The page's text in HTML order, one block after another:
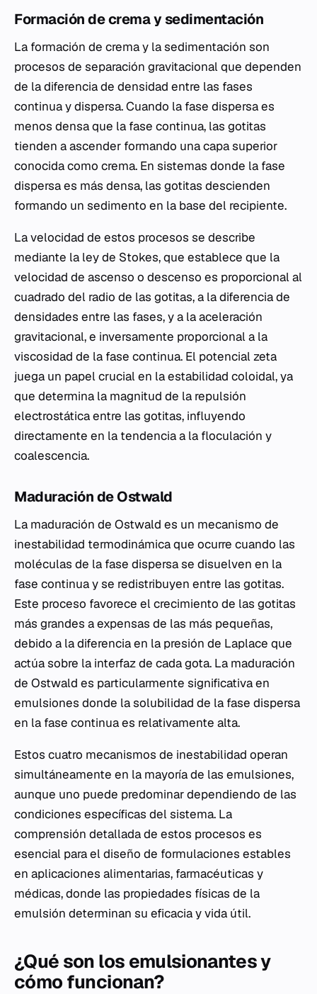
Formación de crema y sedimentación
La formación de crema y la sedimentación son
procesos de separación gravitacional que dependen
de la diferencia de densidad entre las fases
continua y dispersa. Cuando la fase dispersa es
menos densa que la fase continua, las gotitas
tienden a ascender formando una capa superior
conocida como crema. En sistemas donde la fase
dispersa es más densa, las gotitas descienden
formando un sedimento en la base del recipiente.
La velocidad de estos procesos se describe
mediante la ley de Stokes, que establece que la
velocidad de ascenso o descenso es proporcional al
cuadrado del radio de las gotitas, a la diferencia de
densidades entre las fases, y a la aceleración
gravitacional, e inversamente proporcional a la
viscosidad de la fase continua. El potencial zeta
juega un papel crucial en la estabilidad coloidal, ya
que determina la magnitud de la repulsión
electrostática entre las gotitas, influyendo
directamente en la tendencia a la floculación y
coalescencia.
Maduración de Ostwald
La maduración de Ostwald es un mecanismo de
inestabilidad termodinámica que ocurre cuando las
moléculas de la fase dispersa se disuelven en la
fase continua y se redistribuyen entre las gotitas.
Este proceso favorece el crecimiento de las gotitas
más grandes a expensas de las más pequeñas,
debido a la diferencia en la presión de Laplace que
actúa sobre la interfaz de cada gota. La maduración
de Ostwald es particularmente significativa en
emulsiones donde la solubilidad de la fase dispersa
en la fase continua es relativamente alta.
Estos cuatro mecanismos de inestabilidad operan
simultáneamente en la mayoría de las emulsiones,
aunque uno puede predominar dependiendo de las
condiciones específicas del sistema. La
comprensión detallada de estos procesos es
esencial para el diseño de formulaciones estables
en aplicaciones alimentarias, farmacéuticas y
médicas, donde las propiedades físicas de la
emulsión determinan su eficacia y vida útil.
¿Qué son los emulsionantes y
cómo funcionan?